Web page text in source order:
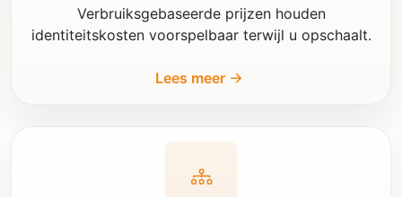
Verbruiksgebaseerde prijzen houden
identiteitskosten voorspelbaar terwijl u opschaalt.
Lees meer